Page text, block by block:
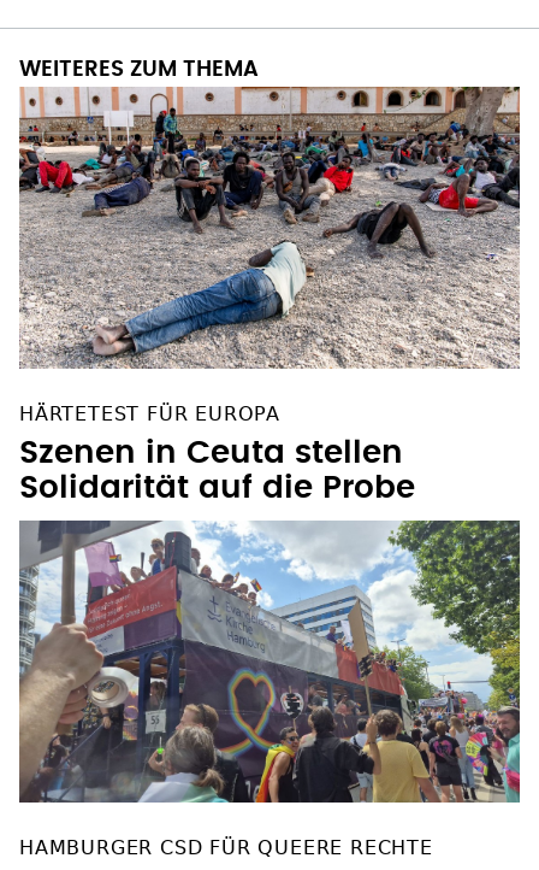
WEITERES ZUM THEMA
HÄRTETEST FÜR EUROPA
Szenen in Ceuta stellen
Solidarität auf die Probe
HAMBURGER CSD FÜR QUEERE RECHTE